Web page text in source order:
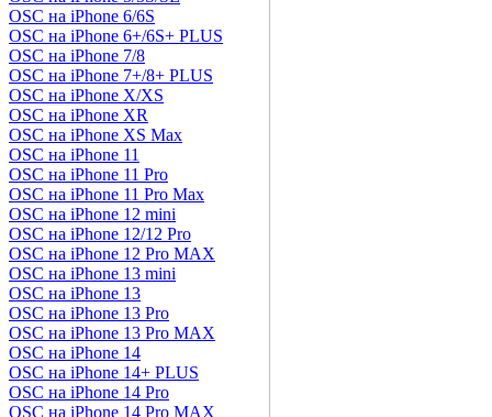
OSC на iPhone 6/6S
OSC на iPhone 6+/6S+ PLUS
OSC на iPhone 7/8
OSC на iPhone 7+/8+ PLUS
OSC на iPhone X/XS
OSC на iPhone XR
OSC на iPhone XS Max
OSC на iPhone 11
OSC на iPhone 11 Pro
OSC на iPhone 11 Pro Max
OSC на iPhone 12 mini
OSC на iPhone 12/12 Pro
OSC на iPhone 12 Pro MAX
OSC на iPhone 13 mini
OSC на iPhone 13
OSC на iPhone 13 Pro
OSC на iPhone 13 Pro MAX
OSC на iPhone 14
OSC на iPhone 14+ PLUS
OSC на iPhone 14 Pro
OSC на iPhone 14 Pro MAX